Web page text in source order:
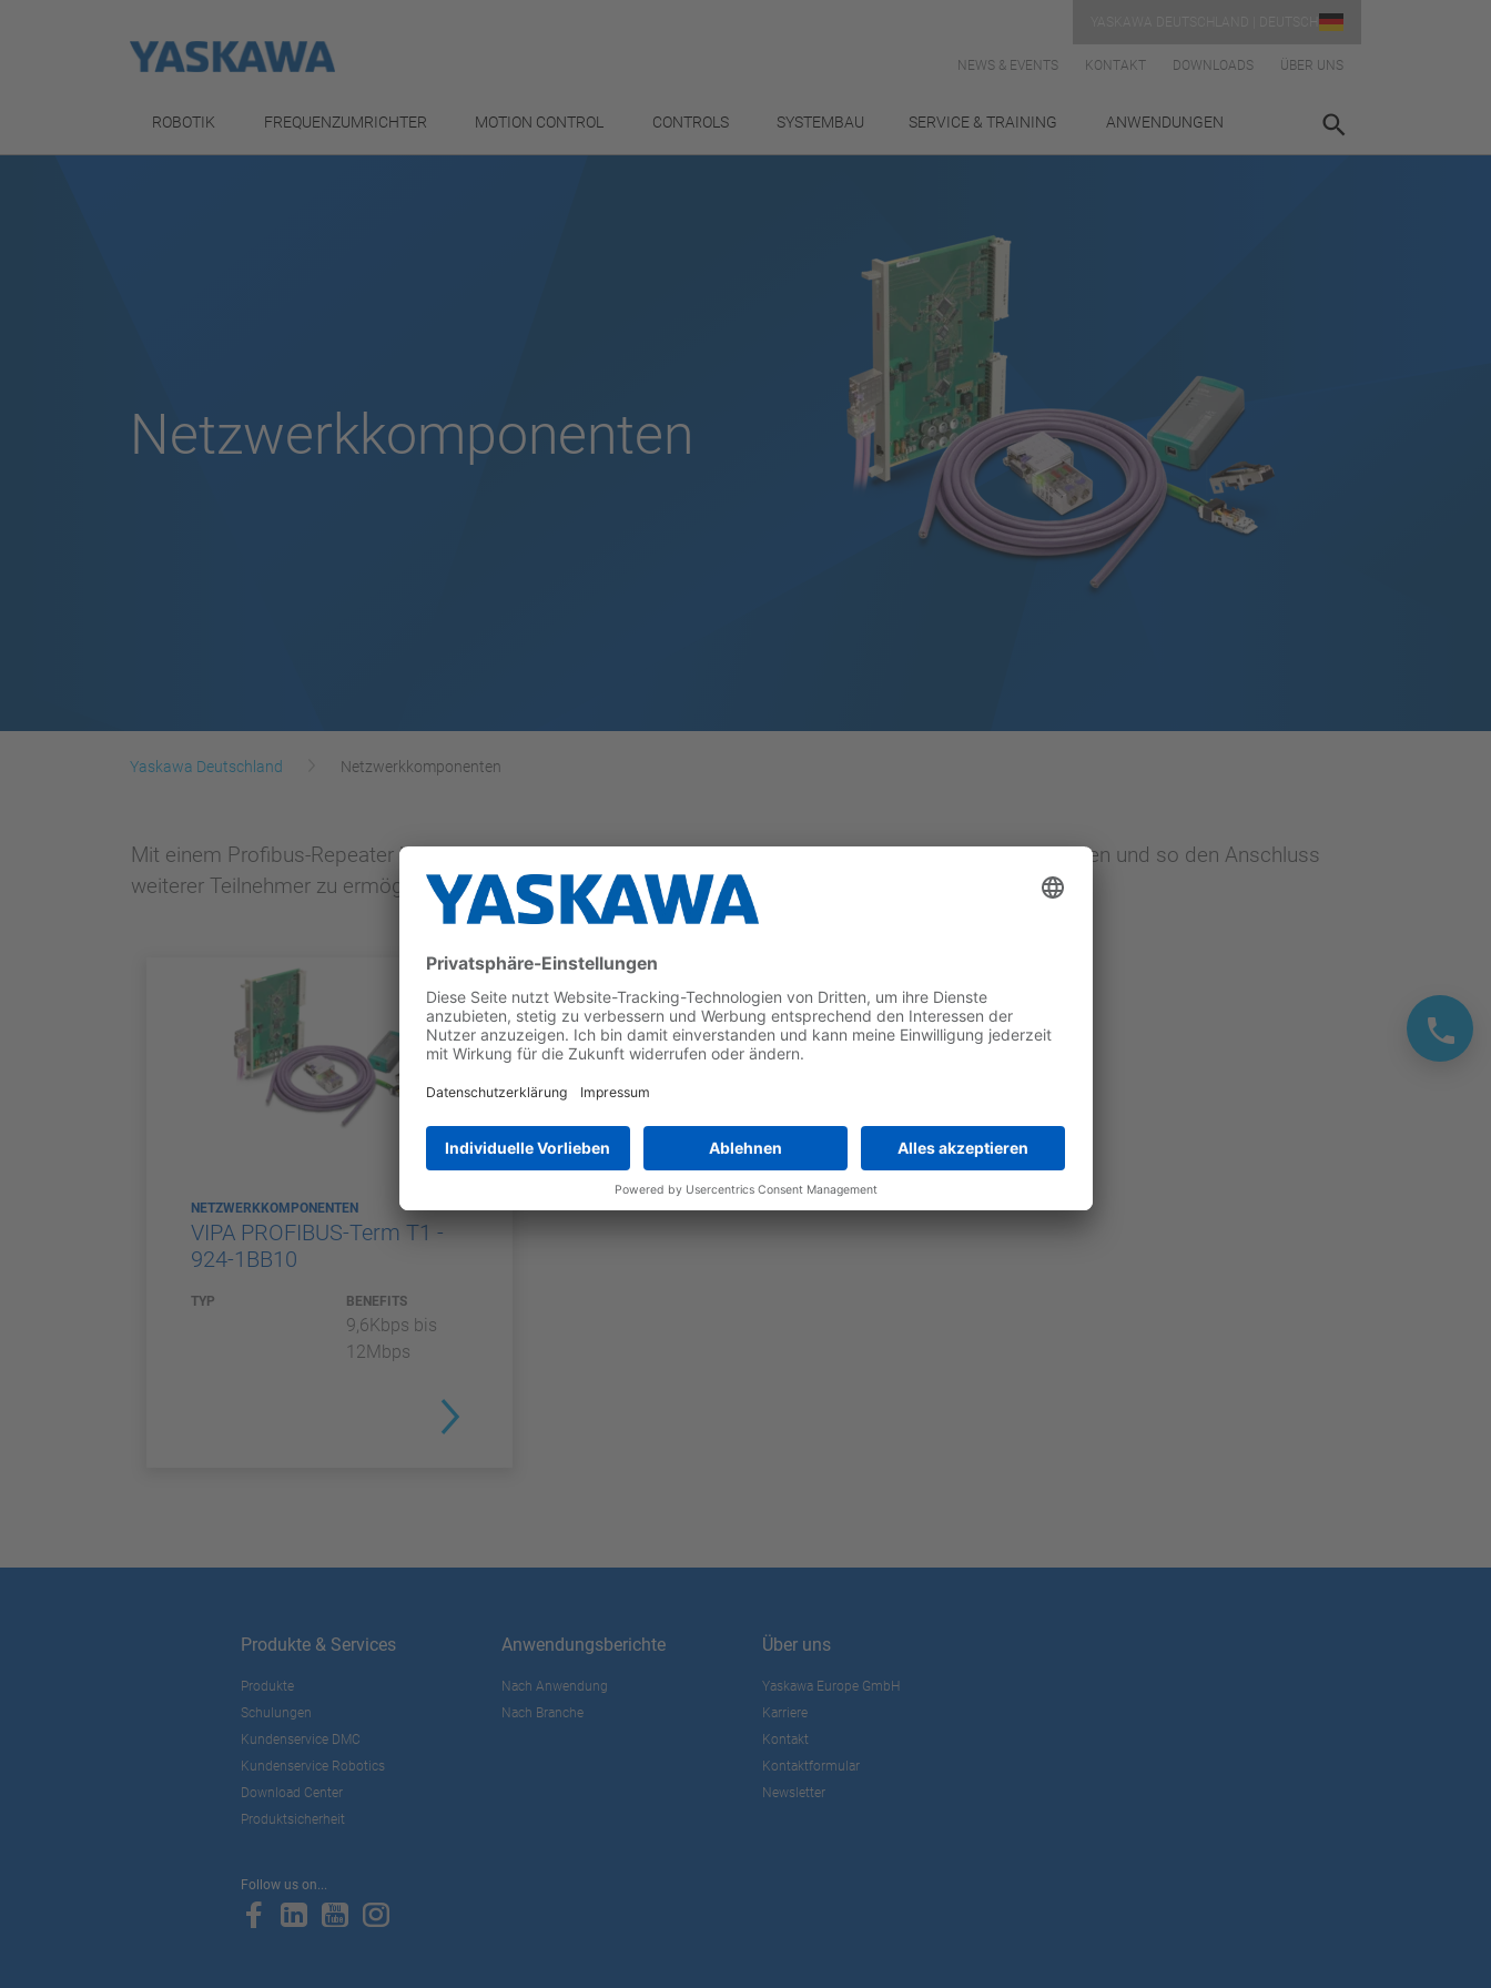
NEWS & EVENTS KONTAKT DOWNLOADS ÜBER UNS
ROBOTIK FREQUENZUMRICHTER MOTION CONTROL CONTROLS SYSTEMBAU SERVICE & TRAINING ANWENDUNGEN
Netzwerkkomponenten
Yaskawa Deutschland Netzwerkkomponenten
Mit einem Profibus-Repeater haben Sie die Möglichkeit, zwei PROFIBUS-Systeme miteinander zu verbinden und so den Anschluss
weiterer Teilnehmer zu ermöglichen.
NETZWERKKOMPONENTEN
VIPA PROFIBUS-Term T1 -
924-1BB10
TYP BENEFITS
9,6Kbps bis
12Mbps
Produkte & Services
Produkte
Schulungen
Kundenservice DMC
Kundenservice Robotics
Download Center
Produktsicherheit
Anwendungsberichte
Nach Anwendung
Nach Branche
Über uns
Yaskawa Europe GmbH
Karriere
Kontakt
Kontaktformular
Newsletter
Follow us on...